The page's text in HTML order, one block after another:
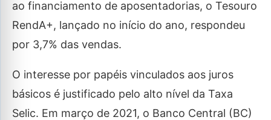
ao financiamento de aposentadorias, o Tesouro
RendA+, lançado no início do ano, respondeu
por 3,7% das vendas.
O interesse por papéis vinculados aos juros
básicos é justificado pelo alto nível da Taxa
Selic. Em março de 2021, o Banco Central (BC)